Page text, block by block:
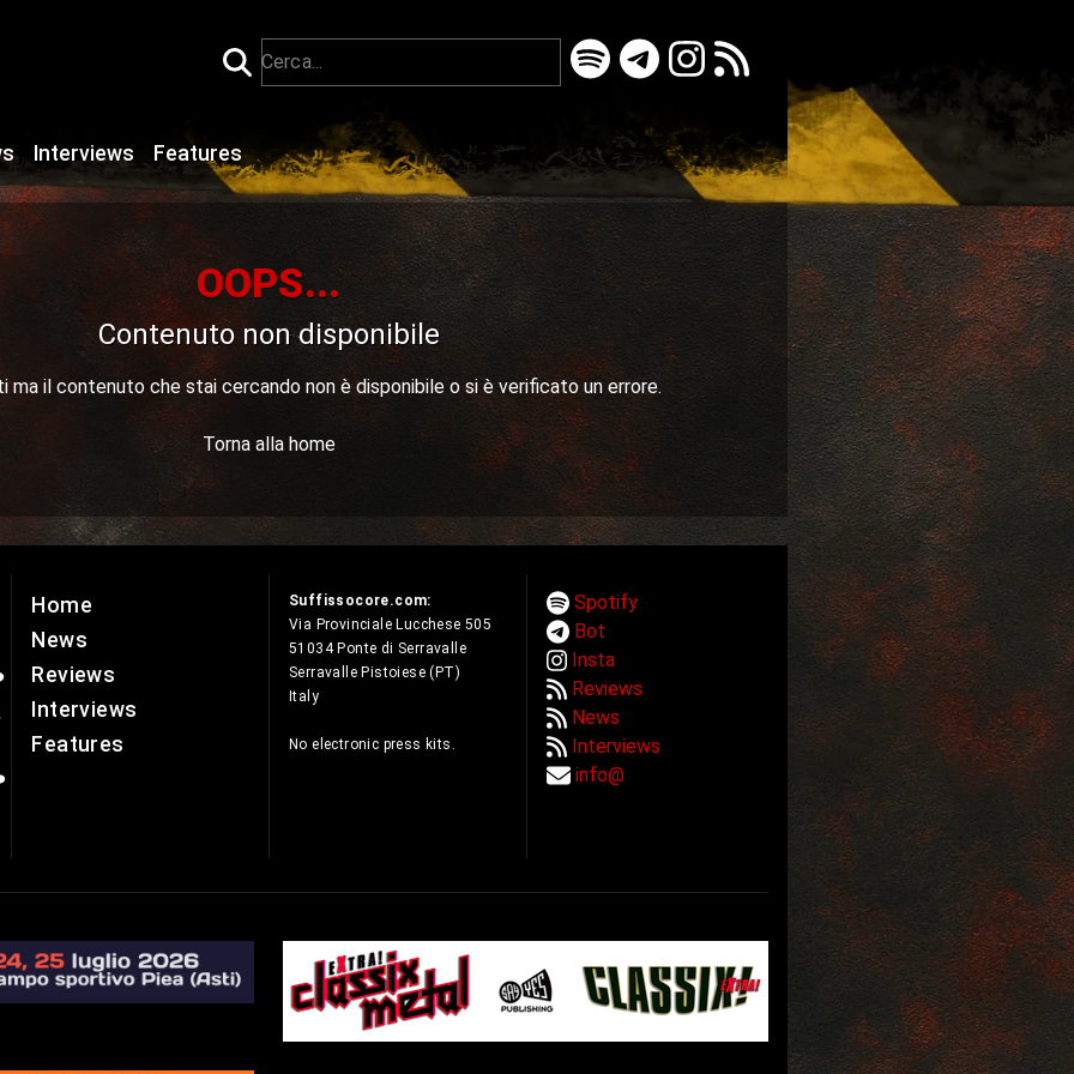
Interviews Features
OOPS...
Contenuto non disponibile
ma il contenuto che stai cercando non è disponibile o si è verificato un errore.
Torna alla home
Home
News
Reviews
Interviews
Features
Suffissocore.com:
Via Provinciale Lucchese 505
51034 Ponte di Serravalle
Serravalle Pistoiese (PT)
Italy
No electronic press kits.
Spotify
Bot
Insta
Reviews
News
Interviews
info@